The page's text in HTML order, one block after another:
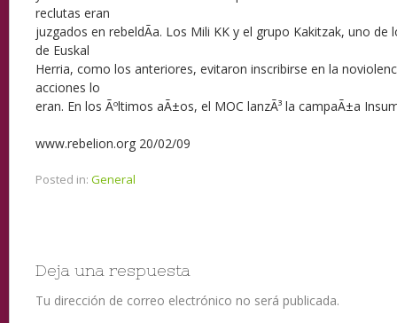
reclutas eran
juzgados en rebeldÃ­a. Los Mili KK y el grupo Kakitzak, uno de
de Euskal
Herria, como los anteriores, evitaron inscribirse en la
acciones lo
eran. En los Ãºltimos aÃ±os, el MOC lanzÃ³ la campaÃ±a
www.rebelion.org 20/02/09
Posted in: General
Deja una respuesta
Tu dirección de correo electrónico no será publicada.